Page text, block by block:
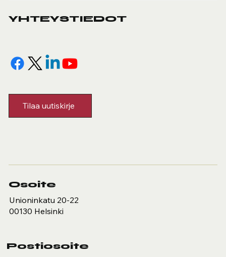
Helsinki
YHTEYSTIEDOT
Tilaa uutiskirje
Osoite
Unioninkatu 20-22
00130 Helsinki
Postiosoite